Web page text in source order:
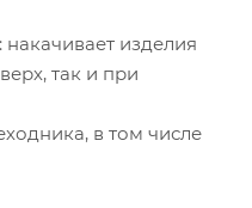
изделия
так и при
в том числе